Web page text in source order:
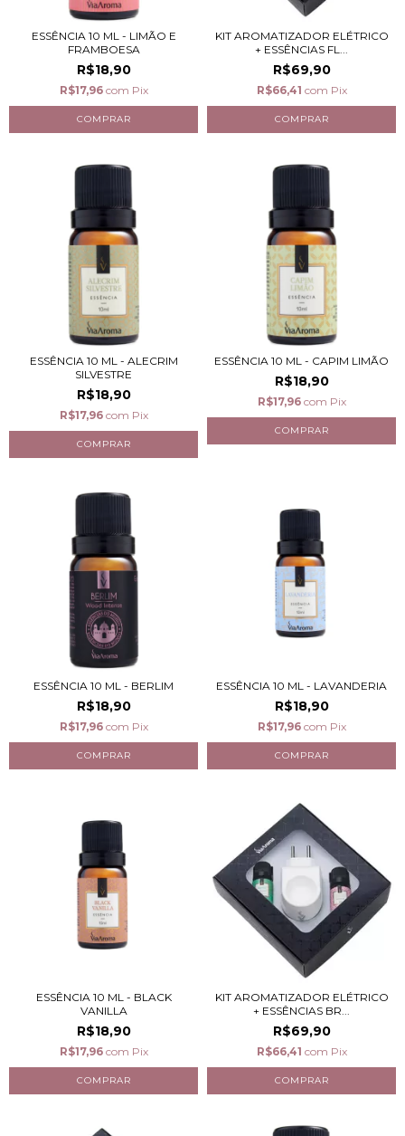
ESSÊNCIA 10 ML - LIMÃO E
FRAMBOESA
R$18,90
R$17,96 com Pix
KIT AROMATIZADOR ELÉTRICO
+ ESSÊNCIAS FL...
R$69,90
R$66,41 com Pix
ESSÊNCIA 10 ML - ALECRIM
SILVESTRE
R$18,90
R$17,96 com Pix
ESSÊNCIA 10 ML - CAPIM LIMÃO
R$18,90
R$17,96 com Pix
ESSÊNCIA 10 ML - BERLIM
R$18,90
R$17,96 com Pix
ESSÊNCIA 10 ML - LAVANDERIA
R$18,90
R$17,96 com Pix
ESSÊNCIA 10 ML - BLACK
VANILLA
R$18,90
R$17,96 com Pix
KIT AROMATIZADOR ELÉTRICO
+ ESSÊNCIAS BR...
R$69,90
R$66,41 com Pix